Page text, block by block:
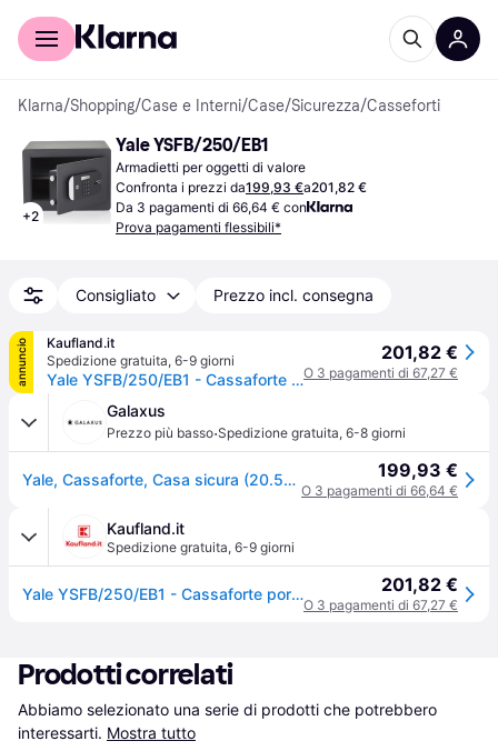
Per il tuo shopping
Klarna/Shopping/Case e Interni/Case/Sicurezza/Casseforti
+2
Yale YSFB/250/EB1
Armadietti per oggetti di valore
Confronta i prezzi da199,93 €a201,82 €
Da 3 pagamenti di 66,64 € con
Prova pagamenti flessibili*
Consigliato Prezzo incl. consegna
annuncio
Kaufland.it
Spedizione gratuita, 6-9 giorni
Yale YSFB/250/EB1 - Cassaforte portatile - Nero - Codice - Lettore di impronte digitali - Chiave - 20,5 litri - Pavimento / parete - 250 mm
201,82 €
O 3 pagamenti di 67,27 €
Galaxus
Prezzo più basso·Spedizione gratuita, 6-8 giorni
Yale, Cassaforte, Casa sicura (20.50l) 199,93 €
O 3 pagamenti di 66,64 €
Kaufland.it
Spedizione gratuita, 6-9 giorni
Yale YSFB/250/EB1 - Cassaforte portatile - Nero - Codice - Lettore di impronte digitali - Chiave - 20,5 litri - Pavimento / parete - 250 mm 201,82 €
O 3 pagamenti di 67,27 €
Prodotti correlati
Abbiamo selezionato una serie di prodotti che potrebbero
interessarti. Mostra tutto